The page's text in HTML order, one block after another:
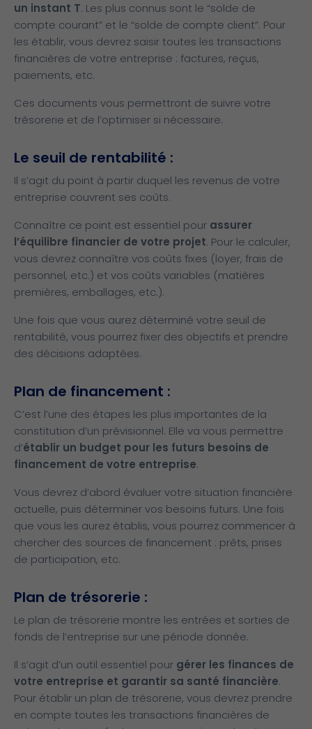
un instant T. Les plus connus sont le “solde de
compte courant” et le “solde de compte client”. Pour
les établir, vous devrez saisir toutes les transactions
financières de votre entreprise : factures, reçus,
paiements, etc.
Ces documents vous permettront de suivre votre
trésorerie et de l’optimiser si nécessaire.
Le seuil de rentabilité :
Il s’agit du point à partir duquel les revenus de votre
entreprise couvrent ses coûts.
Connaître ce point est essentiel pour assurer
l’équilibre financier de votre projet. Pour le calculer,
vous devrez connaître vos coûts fixes (loyer, frais de
personnel, etc.) et vos coûts variables (matières
premières, emballages, etc.).
Une fois que vous aurez déterminé votre seuil de
rentabilité, vous pourrez fixer des objectifs et prendre
des décisions adaptées.
Plan de financement :
C’est l’une des étapes les plus importantes de la
constitution d’un prévisionnel. Elle va vous permettre
d’établir un budget pour les futurs besoins de
financement de votre entreprise.
Vous devrez d’abord évaluer votre situation financière
actuelle, puis déterminer vos besoins futurs. Une fois
que vous les aurez établis, vous pourrez commencer à
chercher des sources de financement : prêts, prises
de participation, etc.
Plan de trésorerie :
Le plan de trésorerie montre les entrées et sorties de
fonds de l’entreprise sur une période donnée.
Il s’agit d’un outil essentiel pour gérer les finances de
votre entreprise et garantir sa santé financière.
Pour établir un plan de trésorerie, vous devrez prendre
en compte toutes les transactions financières de